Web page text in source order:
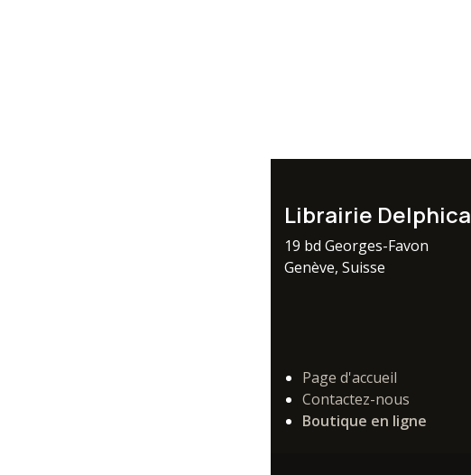
Librairie Delphica
19 bd Georges-Favon
Genève, Suisse
Page d'accueil
Contactez-nous
Boutique en ligne